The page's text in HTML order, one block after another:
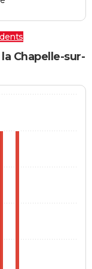
Chapelle-sur-